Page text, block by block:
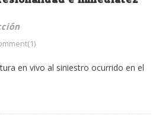
en vivo al siniestro ocurrido en el